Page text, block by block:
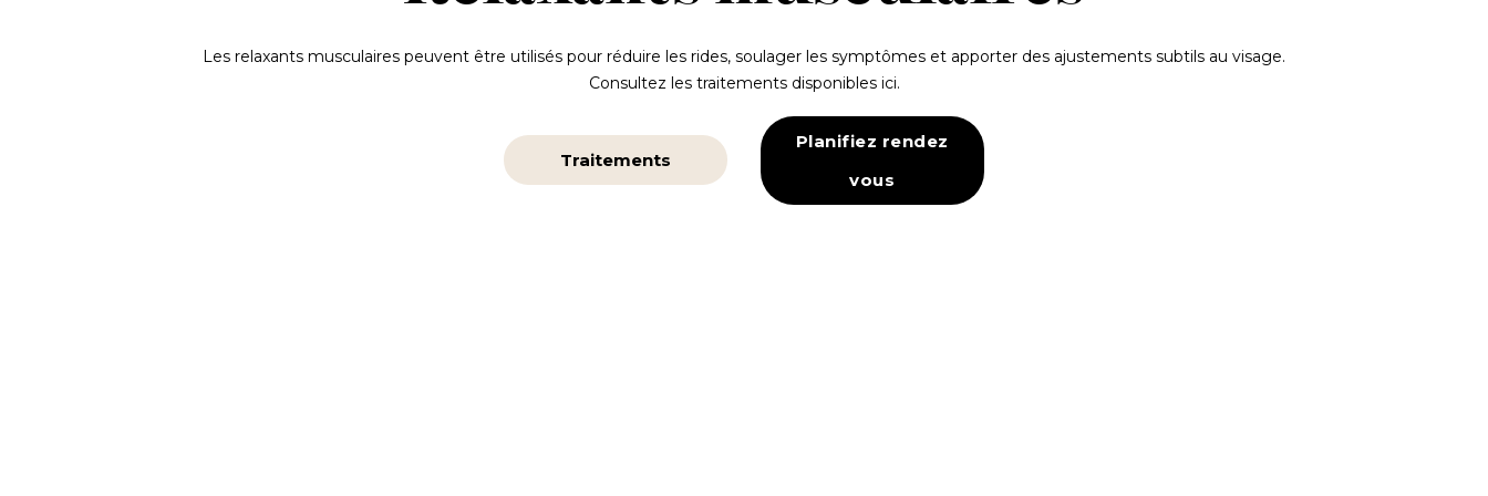
Les relaxants musculaires peuvent être utilisés pour réduire les rides, soulager les symptômes et apporter des ajustements subtils au visage.
Consultez les traitements disponibles ici.
Traitements
Planifiez rendez
vous